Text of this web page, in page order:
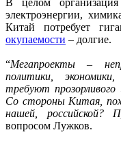
электроэнергии,
Китай потребует
окупаемости – долгие.
“Мегапроекты –
политики,
требуют прозорливого
Со стороны Китая,
нашей, российской?
вопросом Лужков.